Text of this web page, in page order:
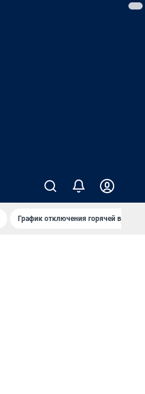
График отключения горячей воды в